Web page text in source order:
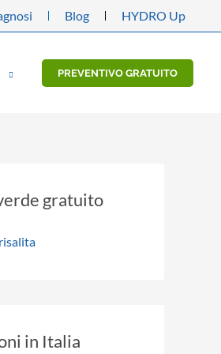
Blog HYDRO Up
PREVENTIVO GRATUITO
gratuito
in Italia